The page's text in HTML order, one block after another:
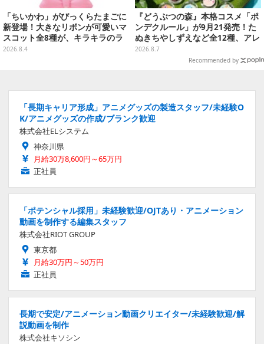
「ちいかわ」がびっくらたまごに
新登場！大きなリボンが可愛いマ
スコット全8種が、キラキラのラ
メ入り入浴剤から飛び出す
2026.8.4
『どうぶつの森』本格コスメ「ポ
ンデクルール」が9月21発売！た
ぬきちやしずえなど全12種、アレ
ンジできるリアクションシールも
2026.8.7
Recommended by
「長期キャリア形成」アニメグッズの製造スタッフ/未経験O
K/アニメグッズの作成/ブランク歓迎
株式会社ELシステム
神奈川県
月給30万8,600円～65万円
正社員
「ポテンシャル採用」未経験歓迎/OJTあり・アニメーション
動画を制作する編集スタッフ
株式会社RIOT GROUP
東京都
月給30万円～50万円
正社員
長期で安定/アニメーション動画クリエイター/未経験歓迎/解
説動画を制作
株式会社キソシン